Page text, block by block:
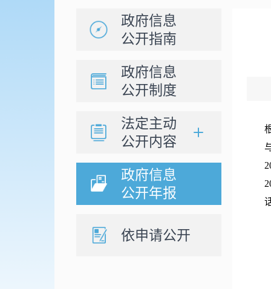
政府信息
公开指南
政府信息
公开制度
法定主动
公开内容
政府信息
公开年报
依申请公开